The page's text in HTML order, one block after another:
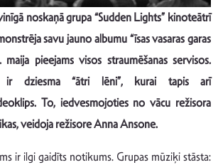
noskaņā grupa “Sudden Lights” kinoteātrī
savu jauno albumu “īsas vasaras garas
pieejams visos straumēšanas servisos.
ir dziesma “ātri lēni”, kurai tapis arī
To, iedvesmojoties no vācu režisora
veidoja režisore Anna Ansone.
ir ilgi gaidīts notikums. Grupas mūziķi stāsta: